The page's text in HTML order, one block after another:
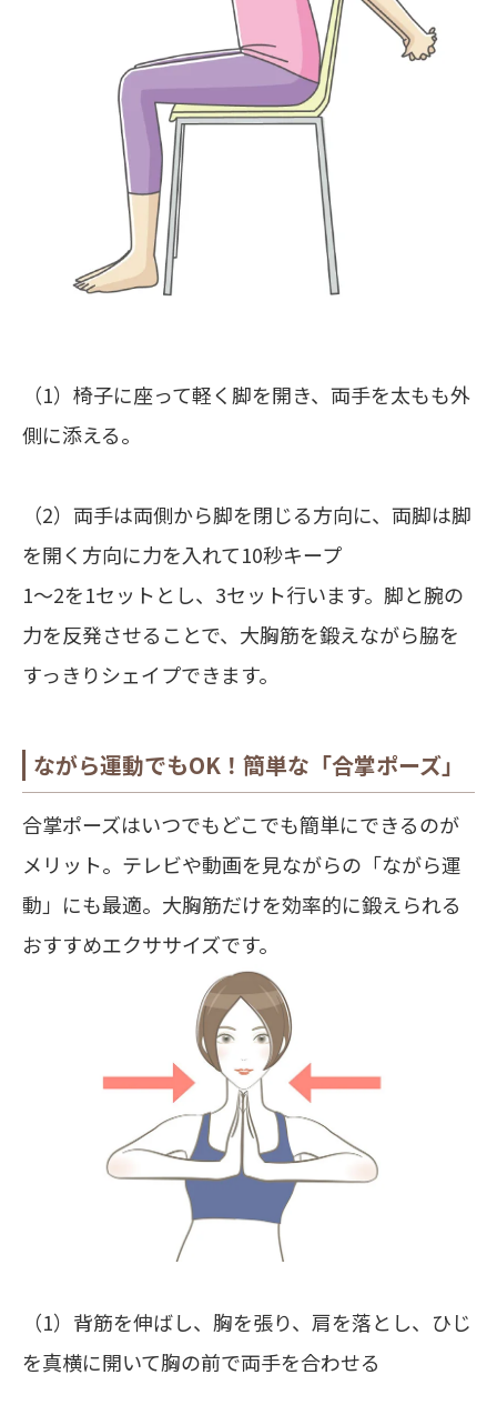
（1）椅子に座って軽く脚を開き、両手を太もも外
側に添える。
（2）両手は両側から脚を閉じる方向に、両脚は脚
を開く方向に力を入れて10秒キープ
1～2を1セットとし、3セット行います。脚と腕の
力を反発させることで、大胸筋を鍛えながら脇を
すっきりシェイプできます。
ながら運動でもOK！簡単な「合掌ポーズ」
合掌ポーズはいつでもどこでも簡単にできるのが
メリット。テレビや動画を見ながらの「ながら運
動」にも最適。大胸筋だけを効率的に鍛えられる
おすすめエクササイズです。
（1）背筋を伸ばし、胸を張り、肩を落とし、ひじ
を真横に開いて胸の前で両手を合わせる